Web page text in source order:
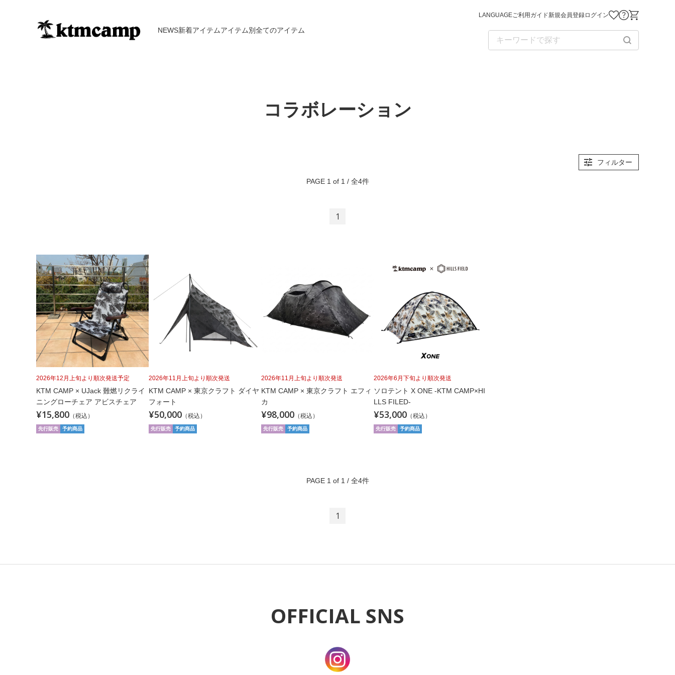
NEWS新着アイテムアイテム別全てのアイテム
LANGUAGEご利用ガイド新規会員登録ログイン お気に入り商品
お問い合わせ
コラボレーション
フィルター
PAGE 1 of 1 / 全4件
1
2026年12月上旬より順次発送予定
KTM CAMP × UJack 難燃リクライ
ニングローチェア アビスチェア
¥15,800 （税込）
先行販売 予約商品
2026年11月上旬より順次発送
KTM CAMP × 東京クラフト ダイヤ
フォート
¥50,000 （税込）
先行販売 予約商品
2026年11月上旬より順次発送
KTM CAMP × 東京クラフト エフィ
カ
¥98,000 （税込）
先行販売 予約商品
2026年6月下旬より順次発送
ソロテント X ONE -KTM CAMP×HI
LLS FILED-
¥53,000 （税込）
先行販売 予約商品
PAGE 1 of 1 / 全4件
1
OFFICIAL SNS